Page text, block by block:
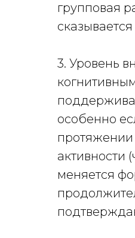
групповая
3. Уровень
особенно
протяжении
активности
меняется